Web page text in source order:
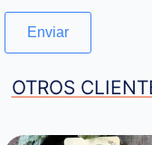
OTROS